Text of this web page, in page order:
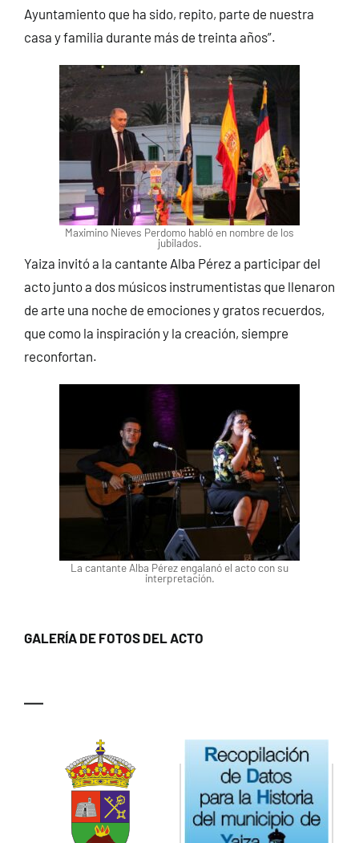
Ayuntamiento que ha sido, repito, parte de nuestra
casa y familia durante más de treinta años”.
Maximino Nieves Perdomo habló en nombre de los
jubilados.
Yaiza invitó a la cantante Alba Pérez a participar del
acto junto a dos músicos instrumentistas que llenaron
de arte una noche de emociones y gratos recuerdos,
que como la inspiración y la creación, siempre
reconfortan.
La cantante Alba Pérez engalanó el acto con su
interpretación.
GALERÍA DE FOTOS DEL ACTO
—